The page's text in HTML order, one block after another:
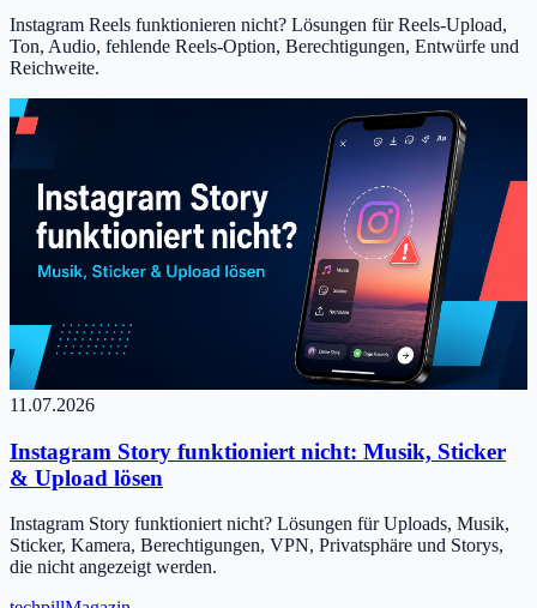
Instagram Reels funktionieren nicht? Lösungen für Reels-Upload,
Ton, Audio, fehlende Reels-Option, Berechtigungen, Entwürfe und
Reichweite.
11.07.2026
Instagram Story funktioniert nicht: Musik, Sticker
& Upload lösen
Instagram Story funktioniert nicht? Lösungen für Uploads, Musik,
Sticker, Kamera, Berechtigungen, VPN, Privatsphäre und Storys,
die nicht angezeigt werden.